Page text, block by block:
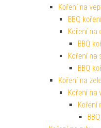
Koření na
BBQ koření
Koření na
BBQ
Koření na
BBQ
Koření na
Koření na
Koření